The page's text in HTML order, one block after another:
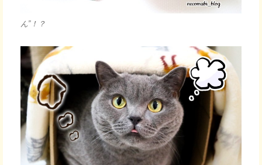
ん”！？